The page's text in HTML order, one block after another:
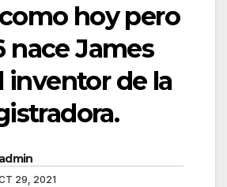
hoy pero
nace James
inventor de la
admin
29, 2021